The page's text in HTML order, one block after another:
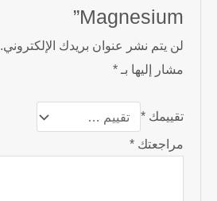
Magnesium”
لن يتم نشر عنوان بريدك الإلكتروني.
مشار إليها بـ*
تقييمك*
مراجعتك*